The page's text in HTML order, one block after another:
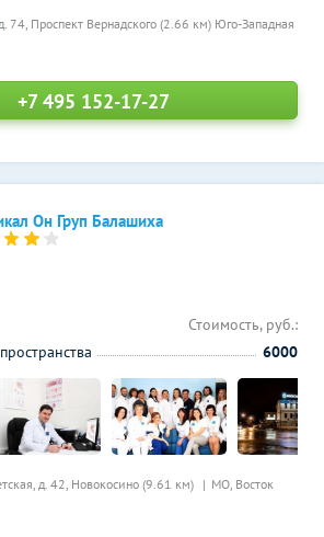
74, Проспект Вернадского (2.66 км) Юго-Западная
+7 495 152-17-27
Он Груп Балашиха
д. 42, Новокосино (9.61 км) МО, Восток
Стоимость, руб.:
6000